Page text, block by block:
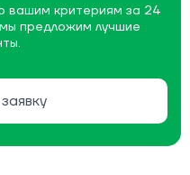
вашим критериям за 24
предложим лучшие